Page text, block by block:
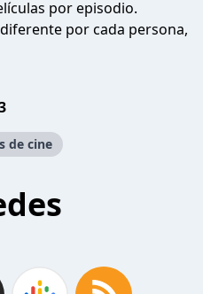
por episodio.
por cada persona,
de cine